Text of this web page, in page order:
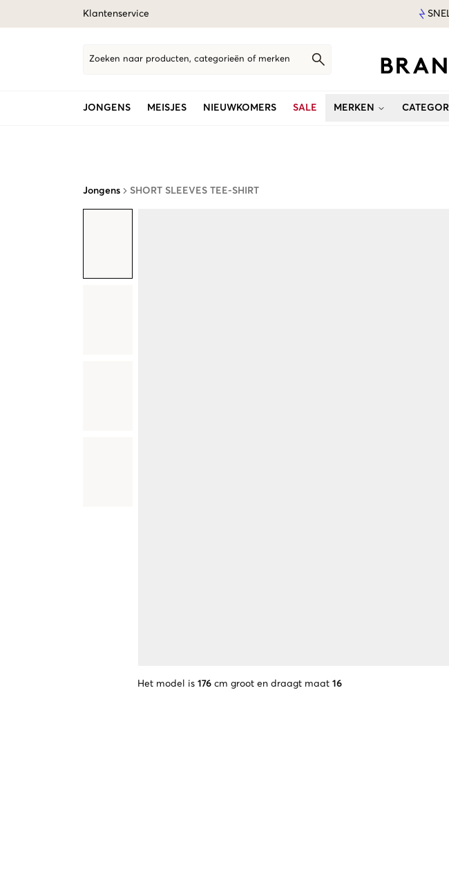
Klantenservice
Zoeken naar producten, categorieën of merken
JONGENS MEISJES NIEUWKOMERS SALE MERKEN
Jongens SHORT SLEEVES TEE-SHIRT
Het model is 176 cm groot en draagt maat 16